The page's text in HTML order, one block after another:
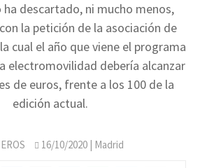
ha descartado, ni mucho menos,
la petición de la asociación de
cual el año que viene el programa
electromovilidad debería alcanzar
de euros, frente a los 100 de la
edición actual.
16/10/2020 | Madrid